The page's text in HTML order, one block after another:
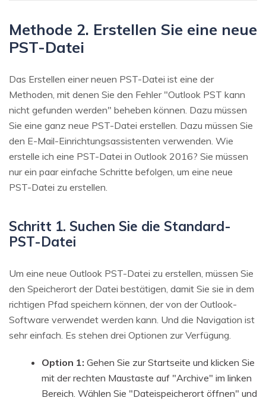
Methode 2. Erstellen Sie eine neue
PST-Datei
Das Erstellen einer neuen PST-Datei ist eine der
Methoden, mit denen Sie den Fehler "Outlook PST kann
nicht gefunden werden" beheben können. Dazu müssen
Sie eine ganz neue PST-Datei erstellen. Dazu müssen Sie
den E-Mail-Einrichtungsassistenten verwenden. Wie
erstelle ich eine PST-Datei in Outlook 2016? Sie müssen
nur ein paar einfache Schritte befolgen, um eine neue
PST-Datei zu erstellen.
Schritt 1. Suchen Sie die Standard-
PST-Datei
Um eine neue Outlook PST-Datei zu erstellen, müssen Sie
den Speicherort der Datei bestätigen, damit Sie sie in dem
richtigen Pfad speichern können, der von der Outlook-
Software verwendet werden kann. Und die Navigation ist
sehr einfach. Es stehen drei Optionen zur Verfügung.
Option 1: Gehen Sie zur Startseite und klicken Sie
mit der rechten Maustaste auf "Archive" im linken
Bereich. Wählen Sie "Dateispeicherort öffnen" und